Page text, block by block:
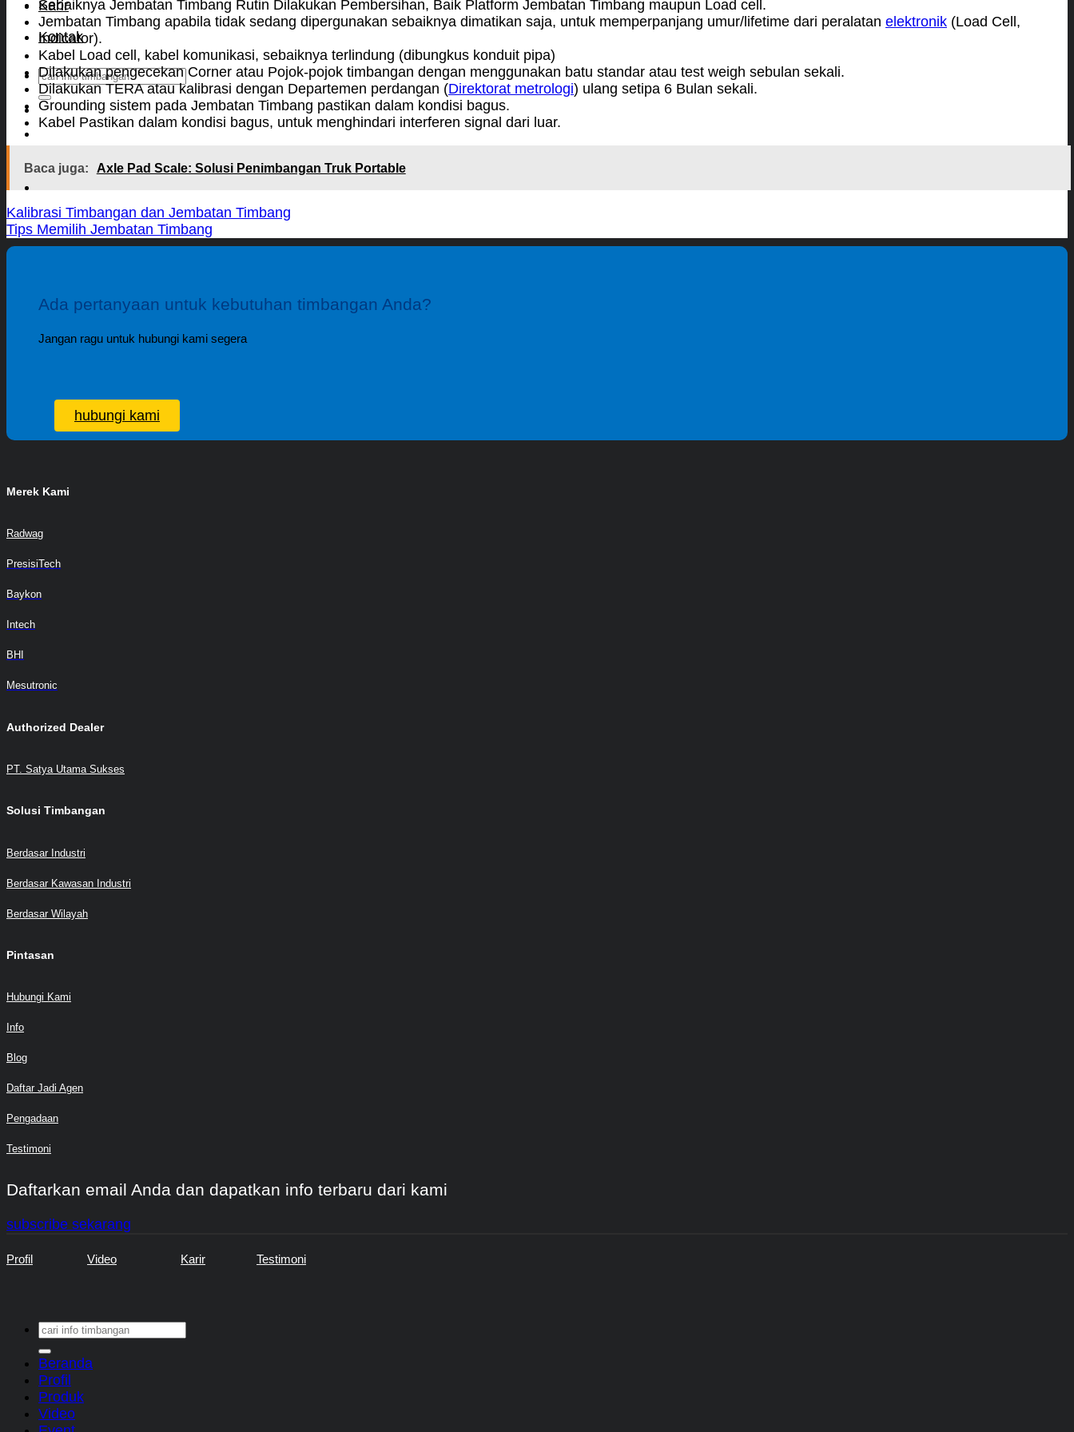
Karir
Kontak
Search
for:
Sebaiknya Jembatan Timbang Rutin Dilakukan Pembersihan, Baik Platform Jembatan Timbang maupun Load cell.
Jembatan Timbang apabila tidak sedang dipergunakan sebaiknya dimatikan saja, untuk memperpanjang umur/lifetime dari peralatan elektronik (Load Cell,
Indicator).
Kabel Load cell, kabel komunikasi, sebaiknya terlindung (dibungkus konduit pipa)
Dilakukan pengecekan Corner atau Pojok-pojok timbangan dengan menggunakan batu standar atau test weigh sebulan sekali.
Dilakukan TERA atau kalibrasi dengan Departemen perdangan (Direktorat metrologi) ulang setipa 6 Bulan sekali.
Grounding sistem pada Jembatan Timbang pastikan dalam kondisi bagus.
Kabel Pastikan dalam kondisi bagus, untuk menghindari interferen signal dari luar.
Baca juga: Axle Pad Scale: Solusi Penimbangan Truk Portable
Kalibrasi Timbangan dan Jembatan Timbang
Tips Memilih Jembatan Timbang
Ada pertanyaan untuk kebutuhan timbangan Anda?
Jangan ragu untuk hubungi kami segera
hubungi kami
Merek Kami
Radwag
PresisiTech
Baykon
Intech
BHI
Mesutronic
Authorized Dealer
PT. Satya Utama Sukses
Solusi Timbangan
Berdasar Industri
Berdasar Kawasan Industri
Berdasar Wilayah
Pintasan
Hubungi Kami
Info
Blog
Daftar Jadi Agen
Pengadaan
Testimoni
Daftarkan email Anda dan dapatkan info terbaru dari kami
subscribe sekarang
Profil Video Karir Testimoni
Search
for:
Beranda
Profil
Produk
Video